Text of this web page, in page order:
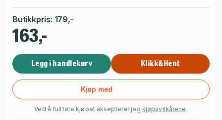
Butikkpris: 179,-
163,-
Legg i handlekurv Klikk&Hent
Kjøp med
Ved å fullføre kjøpet aksepterer jeg kjøpsvilkårene .